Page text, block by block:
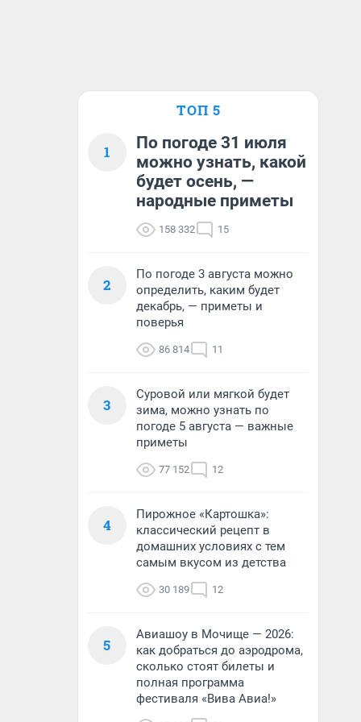
ТОП 5
1
По погоде 31 июля
можно узнать, какой
будет осень, —
народные приметы
158 332 15
2
По погоде 3 августа можно
определить, каким будет
декабрь, — приметы и
поверья
86 814 11
3
Суровой или мягкой будет
зима, можно узнать по
погоде 5 августа — важные
приметы
77 152 12
4
Пирожное «Картошка»:
классический рецепт в
домашних условиях с тем
самым вкусом из детства
30 189 12
5
Авиашоу в Мочище — 2026:
как добраться до аэродрома,
сколько стоят билеты и
полная программа
фестиваля «Вива Авиа!»